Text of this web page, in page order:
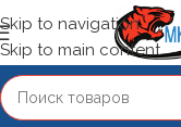
Skip to navigation
Skip to main content